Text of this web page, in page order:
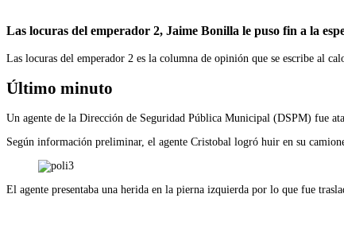
Las locuras del emperador 2, Jaime Bonilla le puso fin a la
Las locuras del emperador 2 es la columna de opinión que se escribe al
Último minuto
Un agente de la Dirección de Seguridad Pública Municipal (DSPM) fue
Según información preliminar, el agente Cristobal logró huir en su
El agente presentaba una herida en la pierna izquierda por lo que fue